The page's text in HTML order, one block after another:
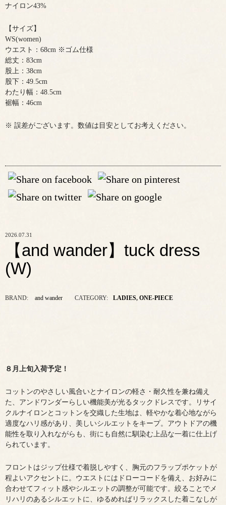
ナイロン43%
【サイズ】
WS(women)
ウエスト：68cm ※ゴム仕様
総丈：83cm
股上：38cm
股下：49.5cm
わたり幅：48.5cm
裾幅：46cm
※ 誤差がございます。数値は目安としてお考えください。
2026.07.31
【and wander】tuck dress
(W)
BRAND: and wander CATEGORY: LADIES, ONE-PIECE
８月上旬入荷予定！
コットンのやさしい風合いとナイロンの軽さ・耐久性を兼ね備え
た、アンドワンダーらしい機能美が光るタックドレスです。リサイ
クルナイロンとコットンを交織した生地は、軽やかな着心地ながら
適度なハリ感があり、美しいシルエットをキープ。アウトドアの機
能性を取り入れながらも、街にも自然に馴染む上品な一着に仕上げ
られています。
フロントはジップ仕様で着脱しやすく、胸元のフラップポケットが
程よいアクセントに。ウエストにはドローコードを備え、お好みに
合わせてフィット感やシルエットの調整が可能です。絞ることでメ
リハリのあるシルエットに、ゆるめればリラックスした着こなしが